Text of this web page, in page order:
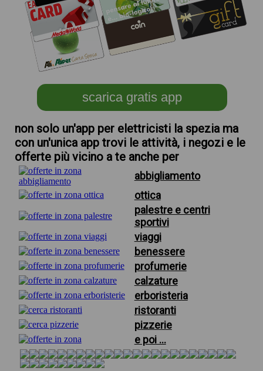
scarica gratis app
non solo un'app per elettricisti la spezia ma
con un'unica app trovi le attività, i negozi e le
offerte più vicino a te anche per
abbigliamento
ottica
palestre e centri
sportivi
viaggi
benessere
profumerie
calzature
erboristeria
ristoranti
pizzerie
e poi ...